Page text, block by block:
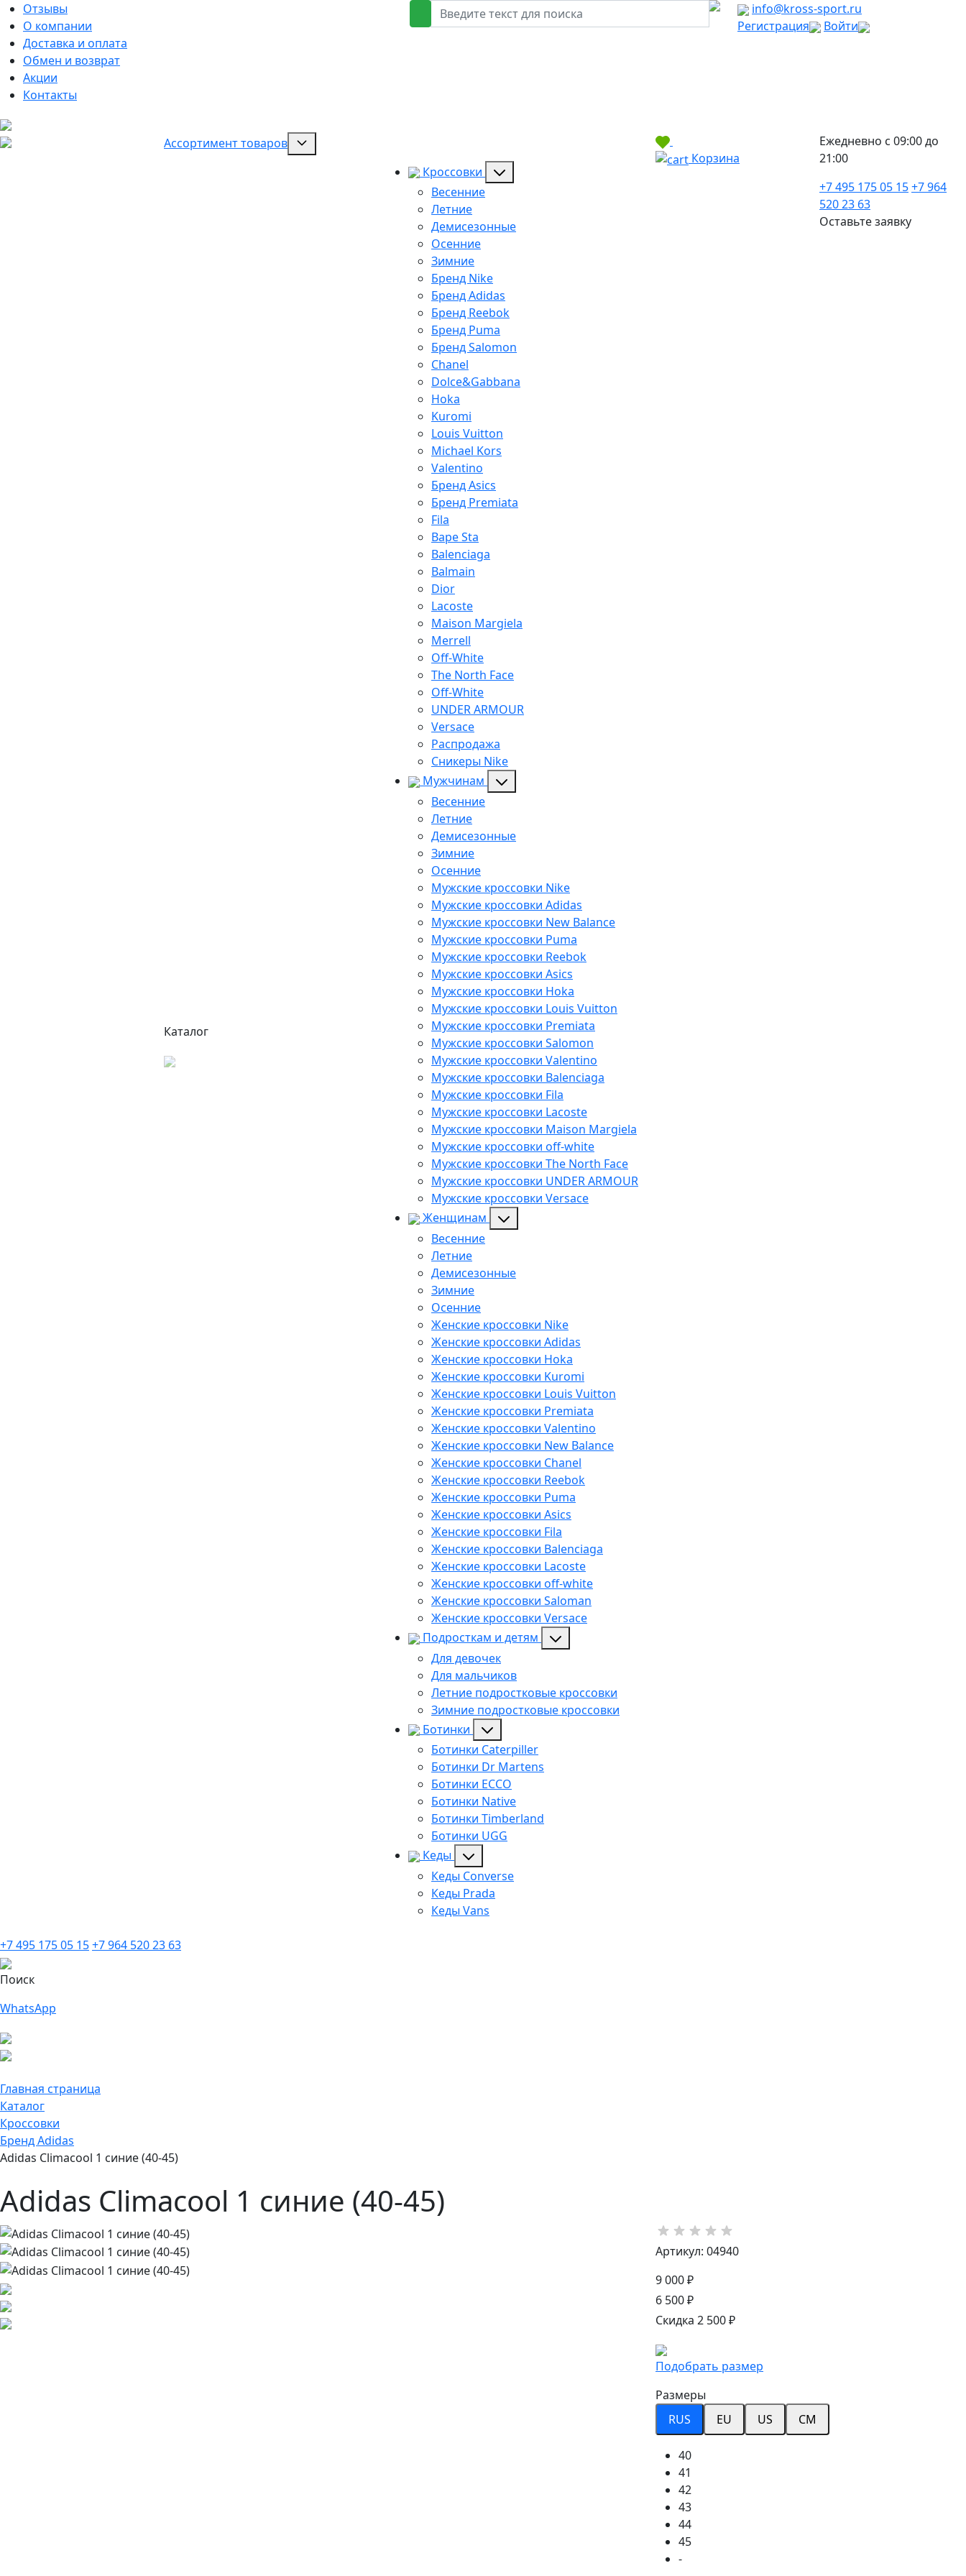
Отзывы
О компании
Доставка и оплата
Обмен и возврат
Акции
Контакты
info@kross-sport.ru
Регистрация
Войти
Ассортимент товаров
Каталог
Кроссовки
Весенние
Летние
Демисезонные
Осенние
Зимние
Бренд Nike
Бренд Adidas
Бренд Reebok
Бренд Puma
Бренд Salomon
Chanel
Dolce&Gabbana
Hoka
Kuromi
Louis Vuitton
Michael Kors
Valentino
Бренд Asics
Бренд Premiata
Fila
Bape Sta
Balenciaga
Balmain
Dior
Lacoste
Maison Margiela
Merrell
Off-White
The North Face
Off-White
UNDER ARMOUR
Versace
Распродажа
Сникеры Nike
Мужчинам
Весенние
Летние
Демисезонные
Зимние
Осенние
Мужские кроссовки Nike
Мужские кроссовки Adidas
Мужские кроссовки New Balance
Мужские кроссовки Puma
Мужские кроссовки Reebok
Мужские кроссовки Asics
Мужские кроссовки Hoka
Мужские кроссовки Louis Vuitton
Мужские кроссовки Premiata
Мужские кроссовки Salomon
Мужские кроссовки Valentino
Мужские кроссовки Balenciaga
Мужские кроссовки Fila
Мужские кроссовки Lacoste
Мужские кроссовки Maison Margiela
Мужские кроссовки off-white
Мужские кроссовки The North Face
Мужские кроссовки UNDER ARMOUR
Мужские кроссовки Versace
Женщинам
Весенние
Летние
Демисезонные
Зимние
Осенние
Женские кроссовки Nike
Женские кроссовки Adidas
Женские кроссовки Hoka
Женские кроссовки Kuromi
Женские кроссовки Louis Vuitton
Женские кроссовки Premiata
Женские кроссовки Valentino
Женские кроссовки New Balance
Женские кроссовки Chanel
Женские кроссовки Reebok
Женские кроссовки Puma
Женские кроссовки Asics
Женские кроссовки Fila
Женские кроссовки Balenciaga
Женские кроссовки Lacoste
Женские кроссовки off-white
Женские кроссовки Saloman
Женские кроссовки Versace
Подросткам и детям
Для девочек
Для мальчиков
Летние подростковые кроссовки
Зимние подростковые кроссовки
Ботинки
Ботинки Caterpiller
Ботинки Dr Martens
Ботинки ECCO
Ботинки Native
Ботинки Timberland
Ботинки UGG
Кеды
Кеды Converse
Кеды Prada
Кеды Vans
Корзина
Ежедневно с 09:00 до
21:00
+7 495 175 05 15+7 964
520 23 63
Оставьте заявку
+7 495 175 05 15+7 964 520 23 63
Поиск
WhatsApp
Главная страница
Каталог
Кроссовки
Бренд Adidas
Adidas Climacool 1 синие (40-45)
Adidas Climacool 1 синие (40-45)
Артикул: 04940
9 000 ₽
6 500 ₽
Скидка 2 500 ₽
Подобрать размер
Размеры
RUS
EU US CM
40
41
42
43
44
45
-